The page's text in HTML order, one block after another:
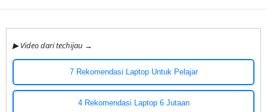
▶ Video dari techijau →
7 Rekomendasi Laptop Untuk Pelajar
4 Rekomendasi Laptop 6 Jutaan